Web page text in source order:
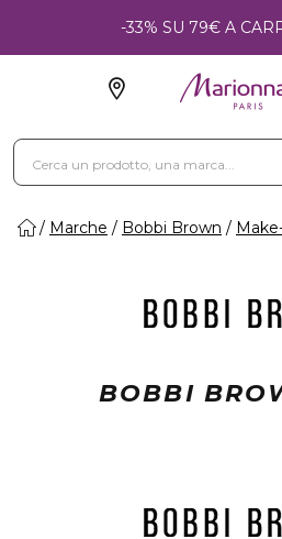
-33% SU 79€ A
Marche Bobbi Brown
BOBBI